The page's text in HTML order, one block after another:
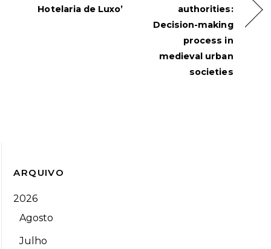
Hotelaria de Luxo’
authorities:
Decision-making
process in
medieval urban
societies
ARQUIVO
2026
Agosto
Julho